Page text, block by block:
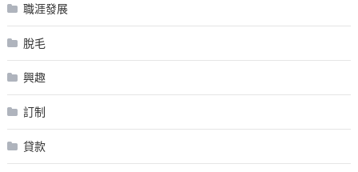
職涯發展
脫毛
興趣
訂制
貸款